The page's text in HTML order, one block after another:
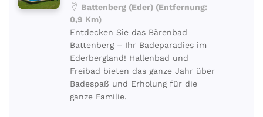
Battenberg (Eder) (Entfernung:
0,9 Km)
Entdecken Sie das Bärenbad
Battenberg – Ihr Badeparadies im
Ederbergland! Hallenbad und
Freibad bieten das ganze Jahr über
Badespaß und Erholung für die
ganze Familie.